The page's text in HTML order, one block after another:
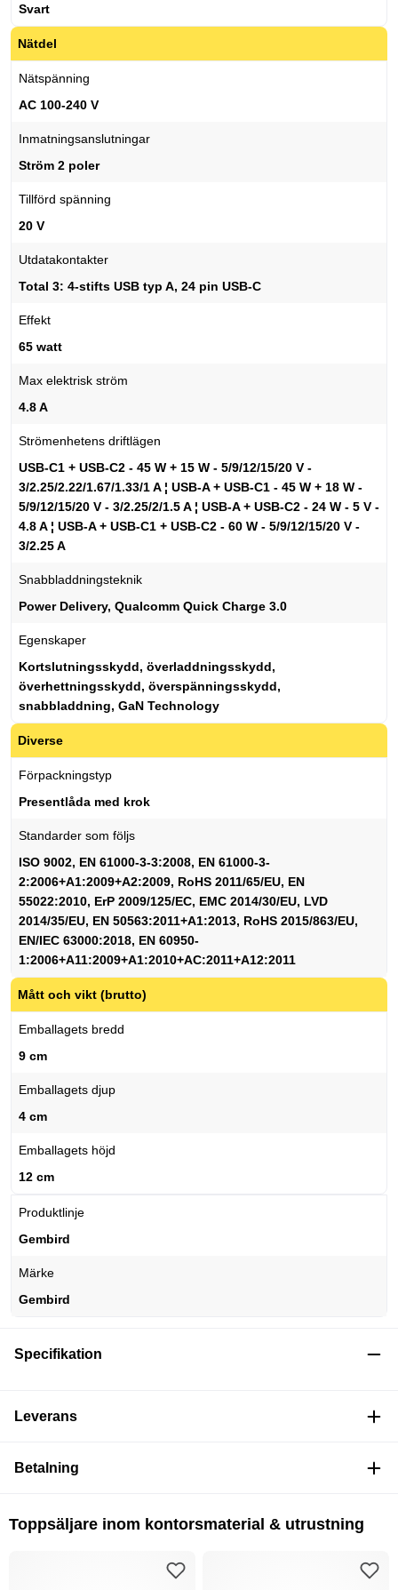
Svart
Nätdel
Nätspänning
AC 100-240 V
Inmatningsanslutningar
Ström 2 poler
Tillförd spänning
20 V
Utdatakontakter
Total 3: 4-stifts USB typ A, 24 pin USB-C
Effekt
65 watt
Max elektrisk ström
4.8 A
Strömenhetens driftlägen
USB-C1 + USB-C2 - 45 W + 15 W - 5/9/12/15/20 V -
3/2.25/2.22/1.67/1.33/1 A ¦ USB-A + USB-C1 - 45 W + 18 W -
5/9/12/15/20 V - 3/2.25/2/1.5 A ¦ USB-A + USB-C2 - 24 W - 5 V -
4.8 A ¦ USB-A + USB-C1 + USB-C2 - 60 W - 5/9/12/15/20 V -
3/2.25 A
Snabbladdningsteknik
Power Delivery, Qualcomm Quick Charge 3.0
Egenskaper
Kortslutningsskydd, överladdningsskydd,
överhettningsskydd, överspänningsskydd,
snabbladdning, GaN Technology
Diverse
Förpackningstyp
Presentlåda med krok
Standarder som följs
ISO 9002, EN 61000-3-3:2008, EN 61000-3-
2:2006+A1:2009+A2:2009, RoHS 2011/65/EU, EN
55022:2010, ErP 2009/125/EC, EMC 2014/30/EU, LVD
2014/35/EU, EN 50563:2011+A1:2013, RoHS 2015/863/EU,
EN/IEC 63000:2018, EN 60950-
1:2006+A11:2009+A1:2010+AC:2011+A12:2011
Mått och vikt (brutto)
Emballagets bredd
9 cm
Emballagets djup
4 cm
Emballagets höjd
12 cm
Produktlinje
Gembird
Märke
Gembird
Specifikation
Leverans
Betalning
Toppsäljare inom kontorsmaterial & utrustning